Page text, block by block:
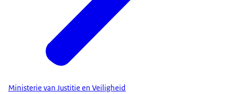
Ministerie van Justitie en Veiligheid